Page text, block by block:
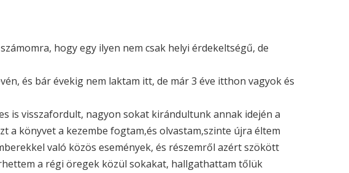
hogy egy ilyen nem csak helyi érdekeltségű, de
és bár évekig nem laktam itt, de már 3 éve itthon vagyok és
is visszafordult, nagyon sokat kirándultunk annak idején a
a könyvet a kezembe fogtam,és olvastam,szinte újra éltem
való közös események, és részemről azért szökött
a régi öregek közül sokakat, hallgathattam tőlük